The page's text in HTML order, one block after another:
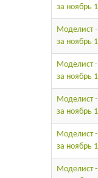
за ноябрь
Моделист
за ноябрь
Моделист
за ноябрь
Моделист
за ноябрь
Моделист
за ноябрь
Моделист